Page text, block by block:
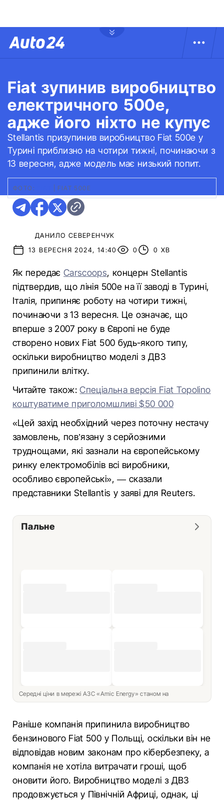
Fiat зупинив виробництво
електричного 500e,
адже його ніхто не купує
Stellantis призупинив виробництво Fiat 500e у
Турині приблизно на чотири тижні, починаючи з
13 вересня, адже модель має низький попит.
ФОТО: FIAT 500E
ДАНИЛО СЕВЕРЕНЧУК
13 ВЕРЕСНЯ 2024, 14:40
0 0 ХВ
Як передає Carscoops, концерн Stellantis
підтвердив, що лінія 500e на її заводі в Турині,
Італія, припиняє роботу на чотири тижні,
починаючи з 13 вересня. Це означає, що
вперше з 2007 року в Європі не буде
створено нових Fiat 500 будь-якого типу,
оскільки виробництво моделі з ДВЗ
припинили влітку.
Читайте також:Спеціальна версія Fiat Topolino
коштуватиме приголомшливі $50 000
«Цей захід необхідний через поточну нестачу
замовлень, пов’язану з серйозними
труднощами, які зазнали на європейському
ринку електромобілів всі виробники,
особливо європейські», — сказали
представники Stellantis у заяві для Reuters.
Пальне
Середні ціни в мережі АЗС «Amic Energy» станом на
Раніше компанія припинила виробництво
бензинового Fiat 500 у Польщі, оскільки він не
відповідав новим законам про кібербезпеку, а
компанія не хотіла витрачати гроші, щоб
оновити його. Виробництво моделі з ДВЗ
продовжується у Північній Африці, однак, ці